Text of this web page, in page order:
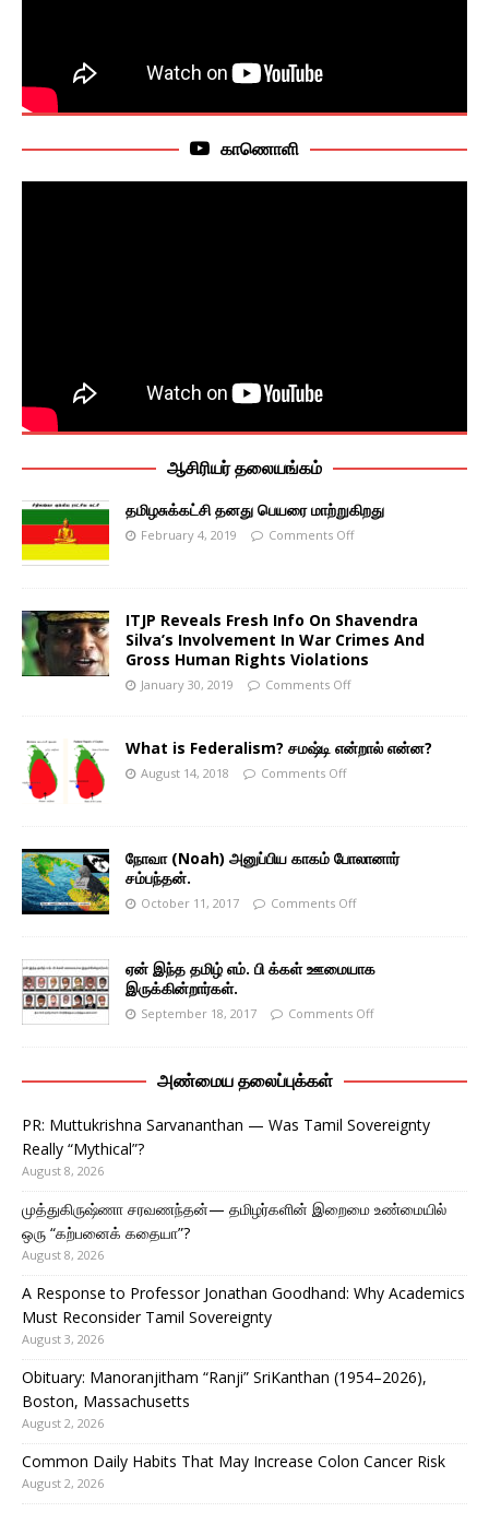
காணொளி
ஆசிரியர் தலையங்கம்
தமிழசுக்கட்சி தனது பெயரை மாற்றுகிறது
February 4, 2019 Comments Off
ITJP Reveals Fresh Info On Shavendra
Silva’s Involvement In War Crimes And
Gross Human Rights Violations
January 30, 2019 Comments Off
What is Federalism? சமஷ்டி என்றால் என்ன?
August 14, 2018 Comments Off
நோவா (Noah) அனுப்பிய காகம் போலானார்
சம்பந்தன்.
October 11, 2017 Comments Off
ஏன் இந்த தமிழ் எம். பி க்கள் ஊமையாக
இருக்கின்றார்கள்.
September 18, 2017 Comments Off
அண்மைய தலைப்புக்கள்
PR: Muttukrishna Sarvananthan — Was Tamil Sovereignty
Really “Mythical”?
August 8, 2026
முத்துகிருஷ்ணா சரவணந்தன்— தமிழர்களின் இறைமை உண்மையில்
ஒரு “கற்பனைக் கதையா”?
August 8, 2026
A Response to Professor Jonathan Goodhand: Why Academics
Must Reconsider Tamil Sovereignty
August 3, 2026
Obituary: Manoranjitham “Ranji” SriKanthan (1954–2026),
Boston, Massachusetts
August 2, 2026
Common Daily Habits That May Increase Colon Cancer Risk
August 2, 2026